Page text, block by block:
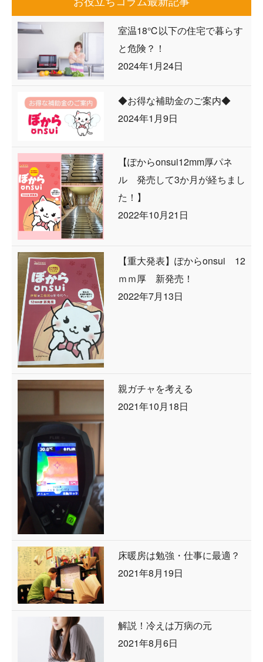
室温18℃以下の住宅で暮らす
と危険？！
2024年1月24日
◆お得な補助金のご案内◆
2024年1月9日
【ぽからonsui12mm厚パネ
ル 発売して3か月が経ちまし
た！】
2022年10月21日
【重大発表】ぽからonsui 12
ｍｍ厚 新発売！
2022年7月13日
親ガチャを考える
2021年10月18日
床暖房は勉強・仕事に最適？
2021年8月19日
解説！冷えは万病の元
2021年8月6日